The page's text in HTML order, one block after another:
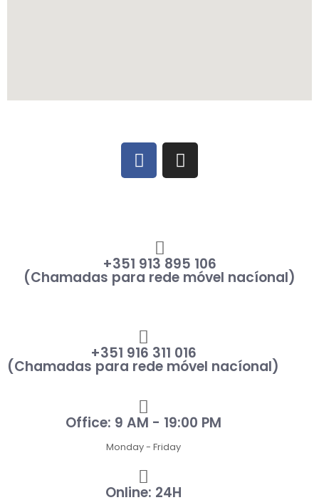
+351 913 895 106
(Chamadas para rede móvel nacíonal)
+351 916 311 016
(Chamadas para rede móvel nacíonal)
Office: 9 AM - 19:00 PM
Monday - Friday
Online: 24H